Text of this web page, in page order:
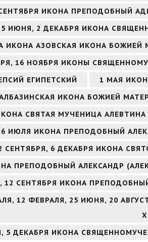
ИКОНА ПРЕПОДОБНЫЙ
5 ИЮНЯ, 2 ДЕКАБРЯ ИКОНА
ИКОНА АЗОВСКАЯ ИКОНА БОЖИЕЙ
16 НОЯБРЯ ИКОНЫ
ЕГИПЕТСКИЙ
1 МАЯ
ИКОНА БОЖИЕЙ
СВЯТАЯ МУЧЕНИЦА
ИЮЛЯ ИКОНА ПРЕПОДОБНЫЙ
СЕНТЯБРЯ, 6 ДЕКАБРЯ ИКОНА
ПРЕПОДОБНЫЙ АЛЕКСАНДР
12 СЕНТЯБРЯ ИКОНА
12 ФЕВРАЛЯ, 25 ИЮНЯ, 20
5 ДЕКАБРЯ ИКОНА